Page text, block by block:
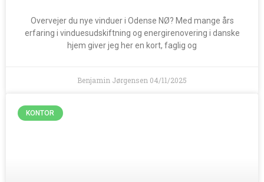
Overvejer du nye vinduer i Odense NØ? Med mange års
erfaring i vinduesudskiftning og energirenovering i danske
hjem giver jeg her en kort, faglig og
Benjamin Jørgensen 04/11/2025
KONTOR